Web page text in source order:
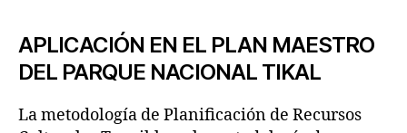
APLICACIÓN EN EL PLAN MAESTRO
DEL PARQUE NACIONAL TIKAL
La metodología de Planificación de Recursos